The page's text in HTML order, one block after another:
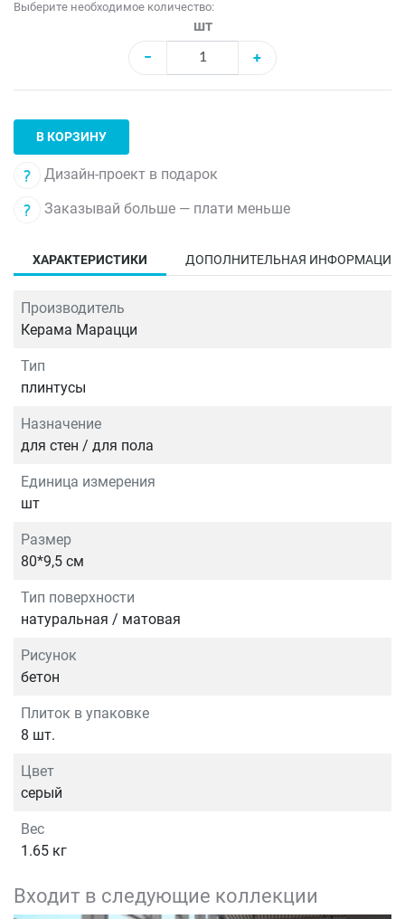
Выберите необходимое количество:
шт
−
+
В КОРЗИНУ
Дизайн-проект в подарок
Заказывай больше — плати меньше
ХАРАКТЕРИСТИКИ ДОПОЛНИТЕЛЬНАЯ ИНФОРМАЦИЯ
Производитель
Керама Марацци
Тип
плинтусы
Назначение
для стен / для пола
Единица измерения
шт
Размер
80*9,5 см
Тип поверхности
натуральная / матовая
Рисунок
бетон
Плиток в упаковке
8 шт.
Цвет
серый
Вес
1.65 кг
Входит в следующие коллекции